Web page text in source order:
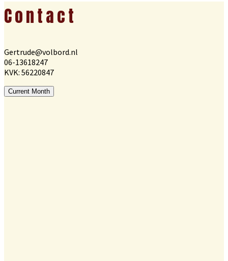
Footer
Contact
Gertrude@volbord.nl
06-13618247
KVK: 56220847
Current Month